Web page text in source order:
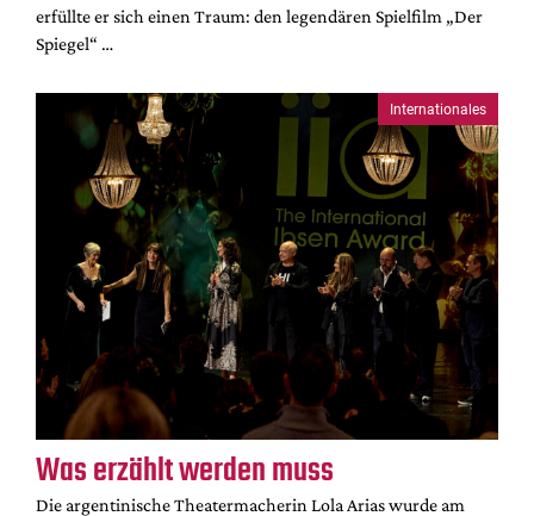
erfüllte er sich einen Traum: den legendären Spielfilm „Der
Spiegel“ …
Internationales
Was erzählt werden muss
Die argentinische Theatermacherin Lola Arias wurde am